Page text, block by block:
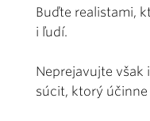
Buďte realistami,
i ľudí.
Neprejavujte však
súcit, ktorý účinne